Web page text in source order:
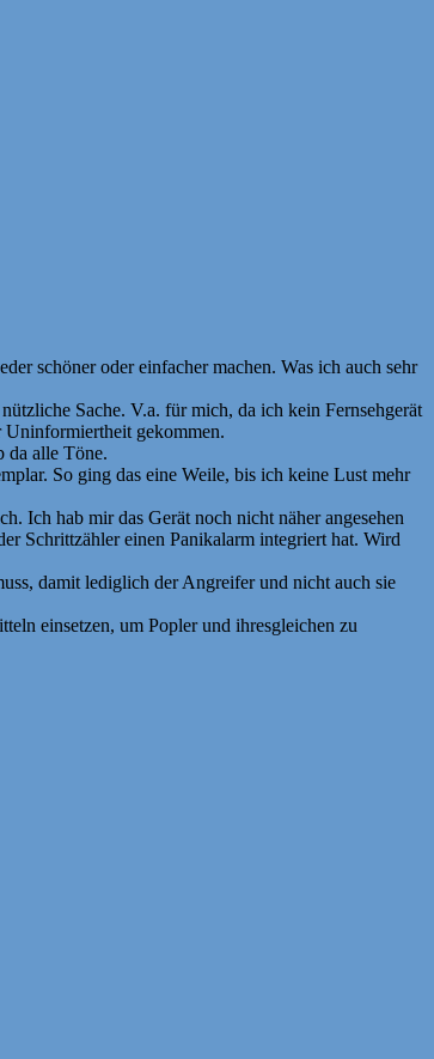
schöner oder einfacher machen. Was ich auch sehr
Sache. V.a. für mich, da ich kein Fernsehgerät
Uninformiertheit gekommen.
da alle Töne.
So ging das eine Weile, bis ich keine Lust mehr
Ich hab mir das Gerät noch nicht näher angesehen
Schrittzähler einen Panikalarm integriert hat. Wird
damit lediglich der Angreifer und nicht auch sie
einsetzen, um Popler und ihresgleichen zu